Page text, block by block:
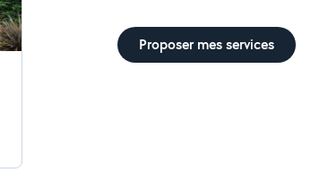
Proposer mes services